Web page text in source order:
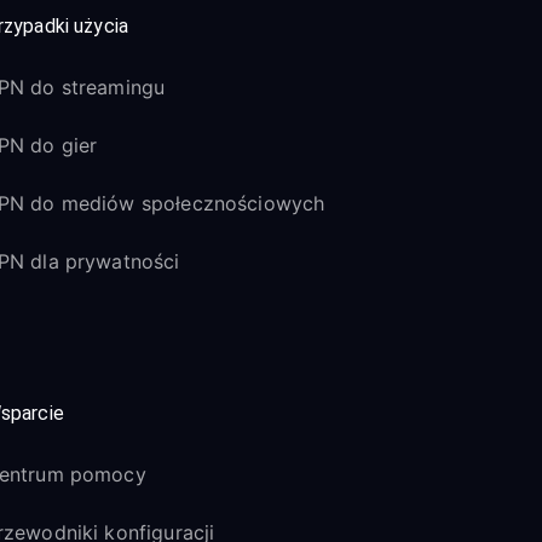
użycia
do streamingu
do gier
do mediów społecznościowych
dla prywatności
pomocy
konfiguracji